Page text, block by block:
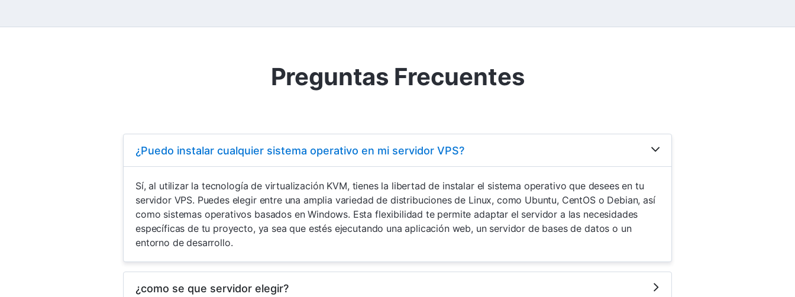
Preguntas Frecuentes
¿Puedo instalar cualquier sistema operativo en mi servidor VPS?
Sí, al utilizar la tecnología de virtualización KVM, tienes la libertad de instalar el sistema operativo que desees en tu
servidor VPS. Puedes elegir entre una amplia variedad de distribuciones de Linux, como Ubuntu, CentOS o Debian, así
como sistemas operativos basados en Windows. Esta flexibilidad te permite adaptar el servidor a las necesidades
específicas de tu proyecto, ya sea que estés ejecutando una aplicación web, un servidor de bases de datos o un
entorno de desarrollo.
¿como se que servidor elegir?